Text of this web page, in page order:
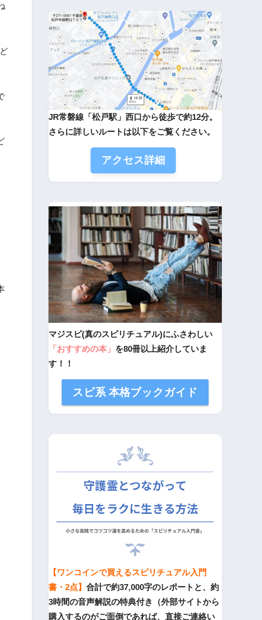
JR常磐線「松戸駅」西口から徒歩で約12分。
さらに詳しいルートは以下をご覧ください。
アクセス詳細
マジスピ(真のスピリチュアル)にふさわしい
「おすすめの本」 を80冊以上紹介していま
す！！
スピ系 本格ブックガイド
【ワンコインで買えるスピリチュアル入門
書・2点】 合計で約37,000字のレポートと、約
3時間の音声解説の特典付き（外部サイトから
購入するのがご面倒であれば、直接ご連絡い